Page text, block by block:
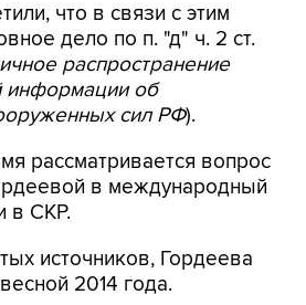
что в связи с этим
дело по п. "д" ч. 2 ст.
распространение
информации об
сил РФ).
рассматривается вопрос
в международный
в СКР.
источников, Гордеева
2014 года.